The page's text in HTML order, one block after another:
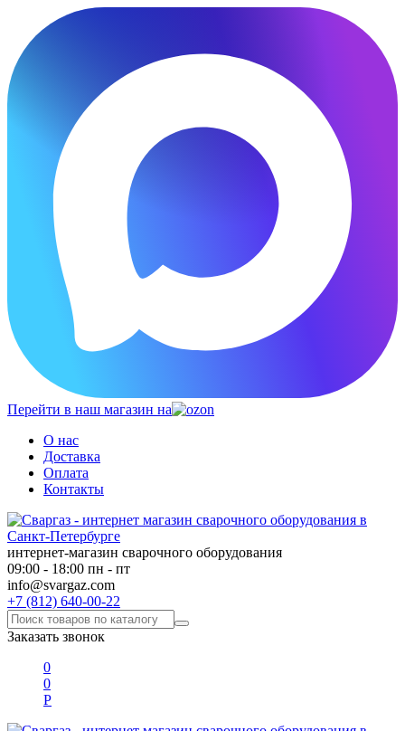
Перейти в наш магазин на
О нас
Доставка
Оплата
Контакты
интернет-магазин сварочного оборудования
09:00 - 18:00 пн - пт
info@svargaz.com
+7 (812) 640-00-22
Заказать звонок
0
0
Р